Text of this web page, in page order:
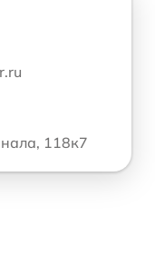
118к7